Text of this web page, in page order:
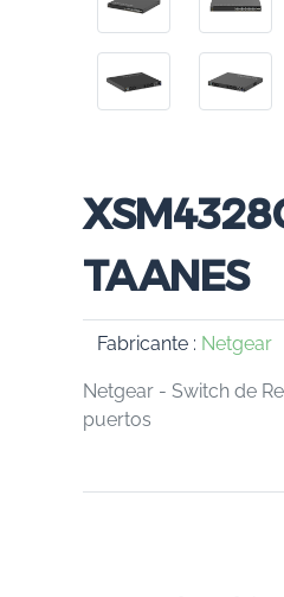
TAANES
Fabricante : Netgear
Netgear - Switch de
puertos